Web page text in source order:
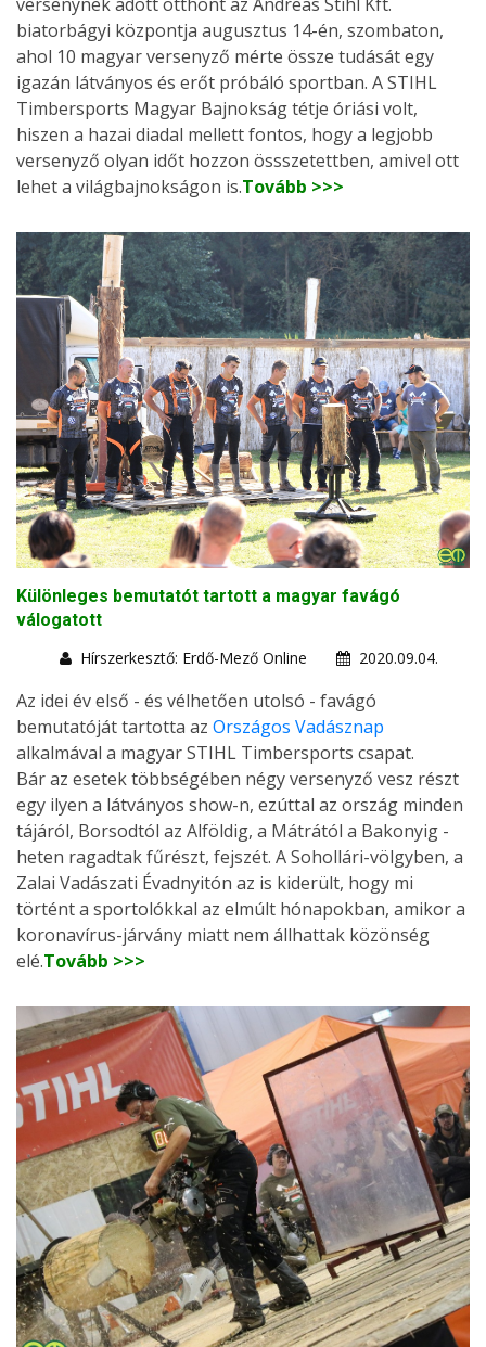
biatorbágyi központja augusztus 14-én, szombaton,
ahol 10 magyar versenyző mérte össze tudását egy
igazán látványos és erőt próbáló sportban. A STIHL
Timbersports Magyar Bajnokság tétje óriási volt,
hiszen a hazai diadal mellett fontos, hogy a legjobb
versenyző olyan időt hozzon össszetettben, amivel ott
lehet a világbajnokságon is.Tovább >>>
Különleges bemutatót tartott a magyar favágó
válogatott
Hírszerkesztő: Erdő-Mező Online
2020.09.04.
Az idei év első - és vélhetően utolsó - favágó
bemutatóját tartotta az Országos Vadásznap
alkalmával a magyar STIHL Timbersports csapat.
Bár az esetek többségében négy versenyző vesz részt
egy ilyen a látványos show-n, ezúttal az ország minden
tájáról, Borsodtól az Alföldig, a Mátrától a Bakonyig -
heten ragadtak fűrészt, fejszét. A Sohollári-völgyben, a
Zalai Vadászati Évadnyitón az is kiderült, hogy mi
történt a sportolókkal az elmúlt hónapokban, amikor a
koronavírus-járvány miatt nem állhattak közönség
elé.Tovább >>>